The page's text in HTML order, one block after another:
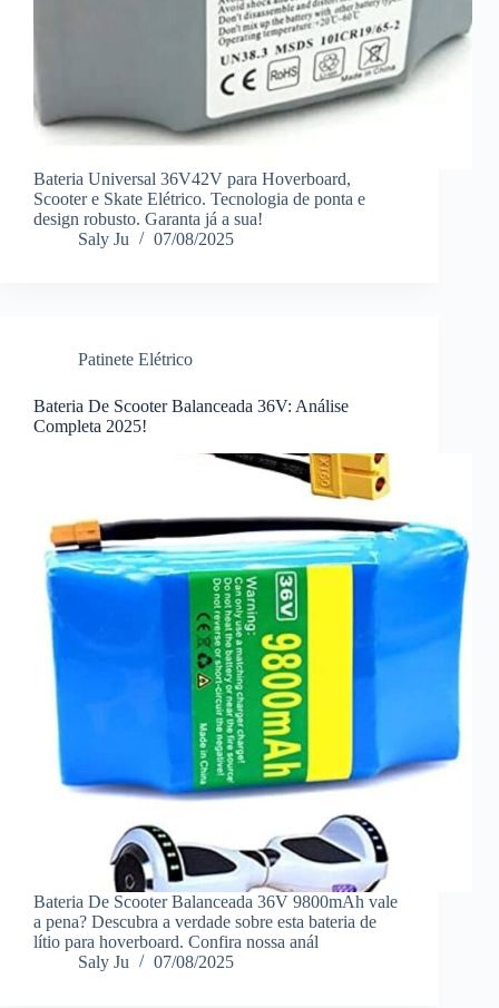
Bateria Universal 36V42V para Hoverboard,
Scooter e Skate Elétrico. Tecnologia de ponta e
design robusto. Garanta já a sua!
Saly Ju
07/08/2025
Patinete Elétrico
Bateria De Scooter Balanceada 36V: Análise
Completa 2025!
Bateria De Scooter Balanceada 36V 9800mAh vale
a pena? Descubra a verdade sobre esta bateria de
lítio para hoverboard. Confira nossa anál
Saly Ju
07/08/2025